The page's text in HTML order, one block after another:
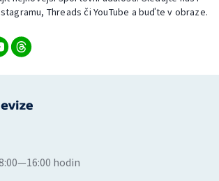
Threads či YouTube a buďte v obraze.
hodin